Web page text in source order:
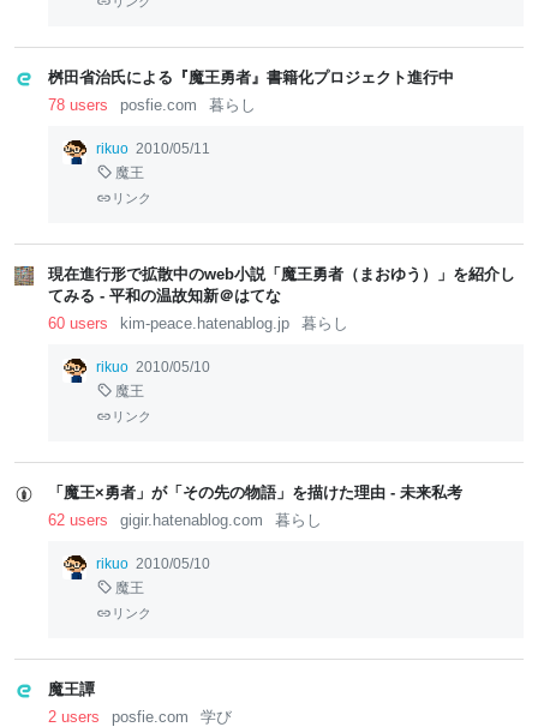
桝田省治氏による『魔王勇者』書籍化プロジェクト進行中
78 users
posfie.com 暮らし
rikuo 2010/05/11
魔王
リンク
現在進行形で拡散中のweb小説「魔王勇者（まおゆう）」を紹介し
てみる - 平和の温故知新＠はてな
60 users
kim-peace.hatenablog.jp 暮らし
rikuo 2010/05/10
魔王
リンク
「魔王×勇者」が「その先の物語」を描けた理由 - 未来私考
62 users
gigir.hatenablog.com 暮らし
rikuo 2010/05/10
魔王
リンク
魔王譚
2 users
posfie.com 学び